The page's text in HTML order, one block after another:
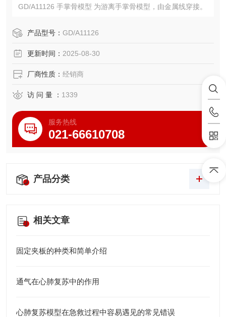
GD/A11126 手掌骨模型 为游离手掌骨模型，由金属线穿接。
产品型号： GD/A11126
更新时间： 2025-08-30
厂商性质： 经销商
访 问 量 ： 1339
服务热线
021-66610708
产品分类
相关文章
固定夹板的种类和简单介绍
通气在心肺复苏中的作用
心肺复苏模型在急救过程中容易遇见的常见错误